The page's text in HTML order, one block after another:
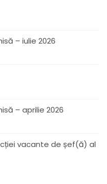
– iulie 2026
– aprilie 2026
vacante de șef(ă) al